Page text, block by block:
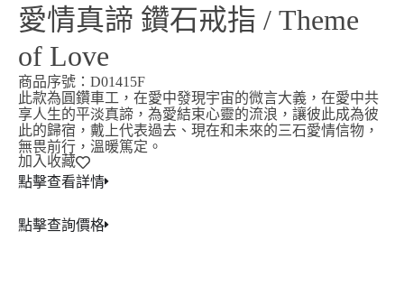
愛情真諦 鑽石戒指 / Theme
of Love
商品序號：D01415F
此款為圓鑽車工，在愛中發現宇宙的微言大義，在愛中共
享人生的平淡真諦，為愛結束心靈的流浪，讓彼此成為彼
此的歸宿，戴上代表過去、現在和未來的三石愛情信物，
無畏前行，溫暖篤定。
加入收藏
點擊查看詳情
點擊查詢價格